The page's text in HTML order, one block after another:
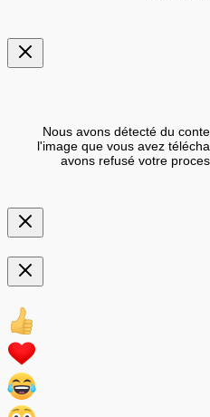
Nous avons détecté du
l'image que vous avez
avons refusé votre